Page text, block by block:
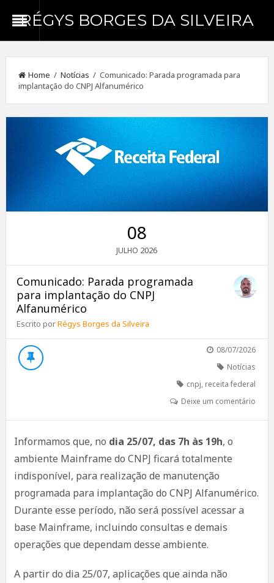
RÉGYS BORGES DA SILVEIRA
Home / Notícias / Comunicado: Parada programada para
implantação do CNPJ Alfanumérico
08
JULHO 2026
Comunicado: Parada programada
para implantação do CNPJ
Alfanumérico
Escrito porRégys Borges da Silveira
08/07/2026
Notícias
cnpj, receita federal
Deixe um comentário
Informamos que, no dia 25/07, das 7h às 19h, o
ambiente Mainframe do CNPJ ficará totalmente
indisponível, para realização de manutenção
programada para implantação do CNPJ Alfanumérico.
Durante esse período, não será possível acessar a
base Mainframe, incluindo consultas e demais
operações que dependam desse ambiente.
A partir do dia 25/07, aplicações que ainda não